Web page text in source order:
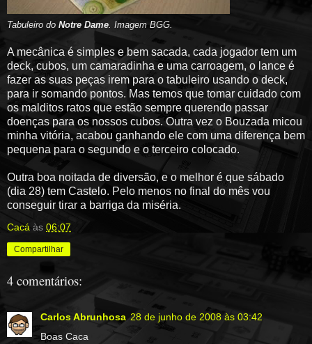
Tabuleiro do Notre Dame . Imagem BGG.
A mecânica é simples e bem sacada, cada jogador tem um
deck, cubos, um camaradinha e uma carroagem, o lance é
fazer as suas peças irem para o tabuleiro usando o deck,
para ir somando pontos. Mas temos que tomar cuidado com
os malditos ratos que estão sempre querendo passar
doenças para os nossos cubos. Outra vez o Bouzada micou
minha vitória, acabou ganhando ele com uma diferença bem
pequena para o segundo e o terceiro colocado.
Outra boa noitada de diversão, e o melhor é que sábado
(dia 28) tem Castelo. Pelo menos no final do mês vou
conseguir tirar a barriga da miséria.
Cacá às 06:07
Compartilhar
4 comentários:
Carlos Abrunhosa 28 de junho de 2008 às 03:42
Boas Caca